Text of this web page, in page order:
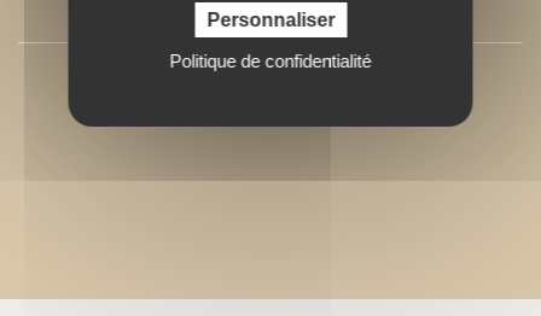
PRESSE
Personnaliser
Politique de confidentialité